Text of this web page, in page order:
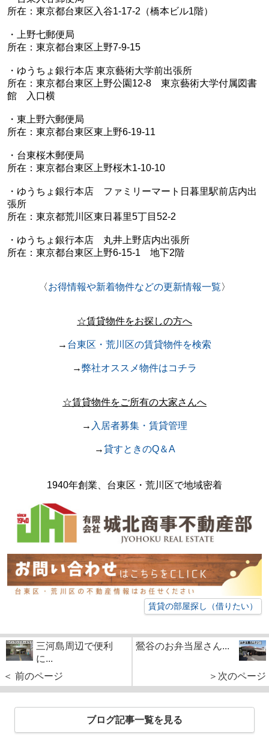
所在：東京都台東区入谷1-17-2（橋本ビル1階）
・上野七郵便局
所在：東京都台東区上野7-9-15
・ゆうちょ銀行本店 東京藝術大学前出張所
所在：東京都台東区上野公園12-8 東京藝術大学付属図書
館 入口横
・東上野六郵便局
所在：東京都台東区東上野6-19-11
・台東桜木郵便局
所在：東京都台東区上野桜木1-10-10
・ゆうちょ銀行本店 ファミリーマート日暮里駅前店内出
張所
所在：東京都荒川区東日暮里5丁目52-2
・ゆうちょ銀行本店 丸井上野店内出張所
所在：東京都台東区上野6-15-1 地下2階
〈お得情報や新着物件などの更新情報一覧〉
☆賃貸物件をお探しの方へ
→ 台東区・荒川区の賃貸物件を検索
→弊社オススメ物件はコチラ
☆賃貸物件をご所有の大家さんへ
→ 入居者募集・賃貸管理
→貸すときのQ＆A
1940年創業、台東区・荒川区で地域密着
賃貸の部屋探し（借りたい）
三河島周辺で便利
に...
＜ 前のページ
鶯谷のお弁当屋さん...
＞次のページ
ブログ記事一覧を見る